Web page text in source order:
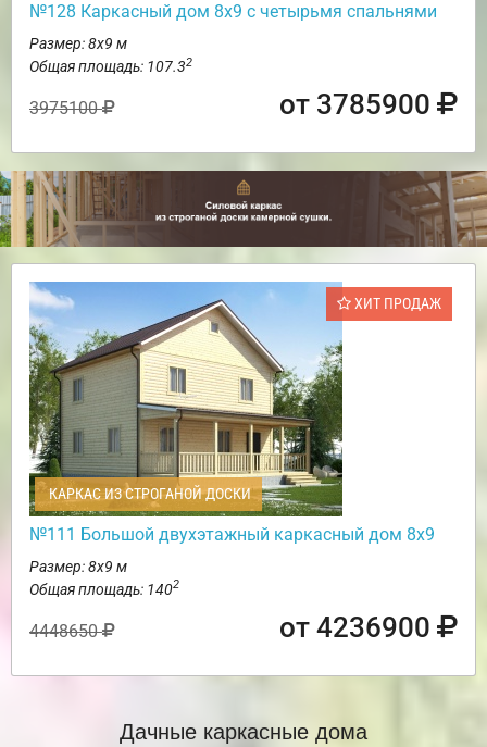
№128 Каркасный дом 8х9 с четырьмя спальнями
Размер: 8х9 м
Общая площадь: 107.32
3975100 от 3785900
ХИТ ПРОДАЖ
КАРКАС ИЗ СТРОГАНОЙ ДОСКИ
№111 Большой двухэтажный каркасный дом 8х9
Размер: 8х9 м
Общая площадь: 1402
4448650 от 4236900
Дачные каркасные дома